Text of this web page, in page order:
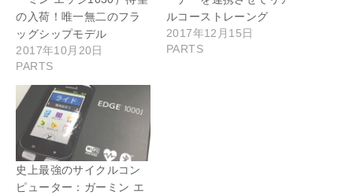
の入荷！唯一無二のフラ
ッグシップモデル
2017年10月20日
PARTS
ルコーストレーング
2017年12月15日
PARTS
史上最強のサイクルコン
ピューター：ガーミン エ